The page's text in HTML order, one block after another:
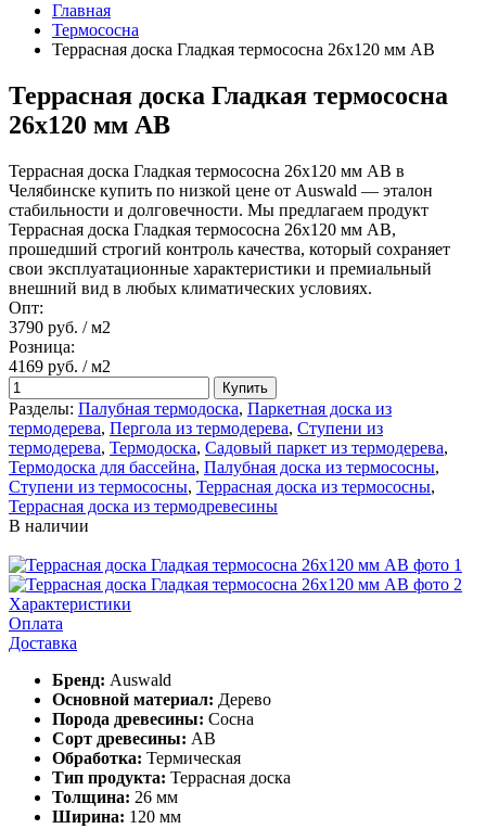
Главная
Термососна
Террасная доска Гладкая термососна 26х120 мм АВ
Террасная доска Гладкая термососна
26х120 мм АВ
Террасная доска Гладкая термососна 26х120 мм АВ в
Челябинске купить по низкой цене от Auswald — эталон
стабильности и долговечности. Мы предлагаем продукт
Террасная доска Гладкая термососна 26х120 мм АВ,
прошедший строгий контроль качества, который сохраняет
свои эксплуатационные характеристики и премиальный
внешний вид в любых климатических условиях.
Опт:
3790 руб. / м2
Розница:
4169 руб. / м2
Купить
Разделы: Палубная термодоска, Паркетная доска из
термодерева, Пергола из термодерева, Ступени из
термодерева, Термодоска, Садовый паркет из термодерева,
Термодоска для бассейна, Палубная доска из термососны,
Ступени из термососны, Террасная доска из термососны,
Террасная доска из термодревесины
В наличии
Характеристики
Оплата
Доставка
Бренд: Auswald
Основной материал: Дерево
Порода древесины: Сосна
Сорт древесины: АВ
Обработка: Термическая
Тип продукта: Террасная доска
Толщина: 26 мм
Ширина: 120 мм